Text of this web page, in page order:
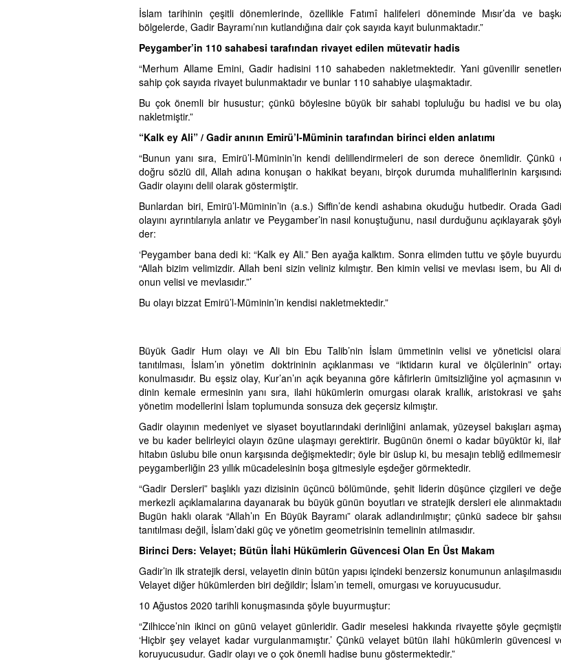
İslam tarihinin çeşitli dönemlerinde, özellikle Fatımî halifeleri döneminde Mısır’da ve
bölgelerde, Gadir Bayramı’nın kutlandığına dair çok sayıda kayıt bulunmaktadır.”
Peygamber’in 110 sahabesi tarafından rivayet edilen mütevatir hadis
“Merhum Allame Emini, Gadir hadisini 110 sahabeden nakletmektedir. Yani güvenilir
sahip çok sayıda rivayet bulunmaktadır ve bunlar 110 sahabiye ulaşmaktadır.
Bu çok önemli bir husustur; çünkü böylesine büyük bir sahabi topluluğu bu hadisi ve bu
nakletmiştir.”
“Kalk ey Ali” / Gadir anının Emirü’l-Müminin tarafından birinci elden anlatımı
“Bunun yanı sıra, Emirü’l-Müminin’in kendi delillendirmeleri de son derece önemlidir. Çünkü
doğru sözlü dil, Allah adına konuşan o hakikat beyanı, birçok durumda muhaliflerinin
Gadir olayını delil olarak göstermiştir.
Bunlardan biri, Emirü’l-Müminin’in (a.s.) Sıffin’de kendi ashabına okuduğu hutbedir. Orada
olayını ayrıntılarıyla anlatır ve Peygamber’in nasıl konuştuğunu, nasıl durduğunu açıklayarak
der:
‘Peygamber bana dedi ki: “Kalk ey Ali.” Ben ayağa kalktım. Sonra elimden tuttu ve şöyle
“Allah bizim velimizdir. Allah beni sizin veliniz kılmıştır. Ben kimin velisi ve mevlası isem, bu Ali
onun velisi ve mevlasıdır.”’
Bu olayı bizzat Emirü’l-Müminin’in kendisi nakletmektedir.”
Büyük Gadir Hum olayı ve Ali bin Ebu Talib’nin İslam ümmetinin velisi ve yöneticisi
tanıtılması, İslam’ın yönetim doktrininin açıklanması ve “iktidarın kural ve ölçülerinin”
konulmasıdır. Bu eşsiz olay, Kur’an’ın açık beyanına göre kâfirlerin ümitsizliğine yol açmasının
dinin kemale ermesinin yanı sıra, ilahi hükümlerin omurgası olarak krallık, aristokrasi ve
yönetim modellerini İslam toplumunda sonsuza dek geçersiz kılmıştır.
Gadir olayının medeniyet ve siyaset boyutlarındaki derinliğini anlamak, yüzeysel bakışları
ve bu kader belirleyici olayın özüne ulaşmayı gerektirir. Bugünün önemi o kadar büyüktür ki,
hitabın üslubu bile onun karşısında değişmektedir; öyle bir üslup ki, bu mesajın tebliğ
peygamberliğin 23 yıllık mücadelesinin boşa gitmesiyle eşdeğer görmektedir.
“Gadir Dersleri” başlıklı yazı dizisinin üçüncü bölümünde, şehit liderin düşünce çizgileri ve
merkezli açıklamalarına dayanarak bu büyük günün boyutları ve stratejik dersleri ele
Bugün haklı olarak “Allah’ın En Büyük Bayramı” olarak adlandırılmıştır; çünkü sadece bir
tanıtılması değil, İslam’daki güç ve yönetim geometrisinin temelinin atılmasıdır.
Birinci Ders: Velayet; Bütün İlahi Hükümlerin Güvencesi Olan En Üst Makam
Gadir’in ilk stratejik dersi, velayetin dinin bütün yapısı içindeki benzersiz konumunun
Velayet diğer hükümlerden biri değildir; İslam’ın temeli, omurgası ve koruyucusudur.
10 Ağustos 2020 tarihli konuşmasında şöyle buyurmuştur:
“Zilhicce’nin ikinci on günü velayet günleridir. Gadir meselesi hakkında rivayette şöyle
‘Hiçbir şey velayet kadar vurgulanmamıştır.’ Çünkü velayet bütün ilahi hükümlerin güvencesi
koruyucusudur. Gadir olayı ve o çok önemli hadise bunu göstermektedir.”